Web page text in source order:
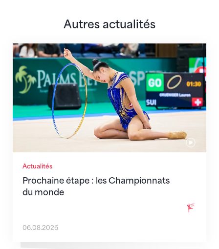
Autres actualités
Actualités
Prochaine étape : les Championnats
du monde
Prochaine étape : les Championnats du monde
06.08.2026